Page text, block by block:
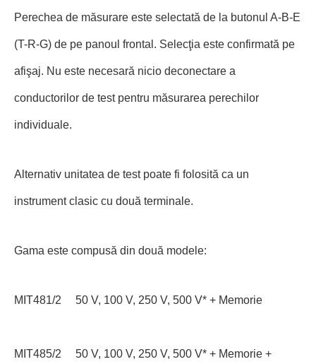
Perechea de măsurare este selectată de la butonul A-B-E
(T-R-G) de pe panoul frontal. Selecţia este confirmată pe
afişaj. Nu este necesară nicio deconectare a
conductorilor de test pentru măsurarea perechilor
individuale.
Alternativ unitatea de test poate fi folosită ca un
instrument clasic cu două terminale.
Gama este compusă din două modele:
MIT481/2 50 V, 100 V, 250 V, 500 V* + Memorie
MIT485/2 50 V, 100 V, 250 V, 500 V* + Memorie +